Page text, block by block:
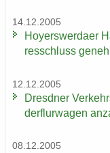
14.12.2005
Ho­yers­wer­da­er
res­schluss
12.12.2005
Dresd­ner
der­flur­wa­gen
08.12.2005